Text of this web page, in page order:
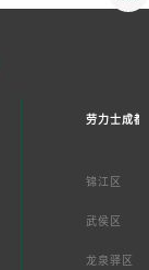
劳力士成都
锦江区
武侯区
龙泉驿区